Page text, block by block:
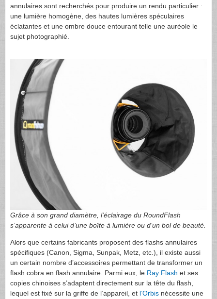
annulaires sont recherchés pour produire un rendu particulier :
une lumière homogène, des hautes lumières spéculaires
éclatantes et une ombre douce entourant telle une auréole le
sujet photographié.
Grâce à son grand diamètre, l‘éclairage du RoundFlash
s’apparente à celui d’une boîte à lumière ou d’un bol de beauté.
Alors que certains fabricants proposent des flashs annulaires
spécifiques (Canon, Sigma, Sunpak, Metz, etc.), il existe aussi
un certain nombre d’accessoires permettant de transformer un
flash cobra en flash annulaire. Parmi eux, le Ray Flash et ses
copies chinoises s’adaptent directement sur la tête du flash,
lequel est fixé sur la griffe de l’appareil, et l’Orbis nécessite une